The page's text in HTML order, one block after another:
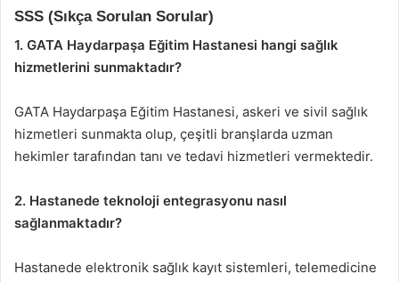
SSS (Sıkça Sorulan Sorular)
1. GATA Haydarpaşa Eğitim Hastanesi hangi sağlık
hizmetlerini sunmaktadır?
GATA Haydarpaşa Eğitim Hastanesi, askeri ve sivil sağlık
hizmetleri sunmakta olup, çeşitli branşlarda uzman
hekimler tarafından tanı ve tedavi hizmetleri vermektedir.
2. Hastanede teknoloji entegrasyonu nasıl
sağlanmaktadır?
Hastanede elektronik sağlık kayıt sistemleri, telemedicine